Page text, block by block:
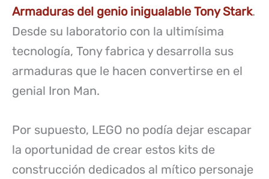
Armaduras del genio inigualable Tony Stark.
Desde su laboratorio con la ultimísima
tecnología, Tony fabrica y desarrolla sus
armaduras que le hacen convertirse en el
genial Iron Man.
Por supuesto, LEGO no podía dejar escapar
la oportunidad de crear estos kits de
construcción dedicados al mítico personaje